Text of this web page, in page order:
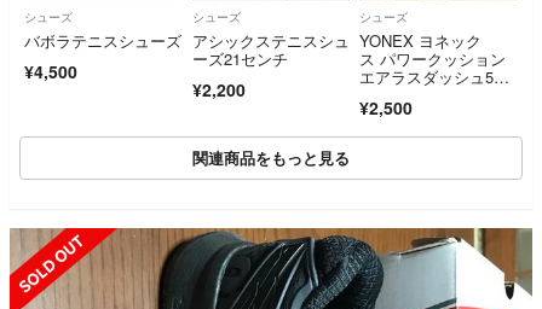
シューズ
バボラテニスシューズ
¥4,500
シューズ
アシックステニスシュ
ーズ21センチ
¥2,200
シューズ
YONEX ヨネック
ス パワークッション
エアラスダッシュ5W
¥2,500
関連商品をもっと見る
SOLD OUT